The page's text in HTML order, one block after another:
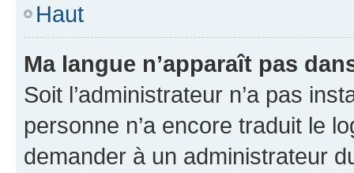
Haut
Ma langue n’apparaît pas
Soit l’administrateur n’a pas
personne n’a encore traduit le
demander à un administrateur